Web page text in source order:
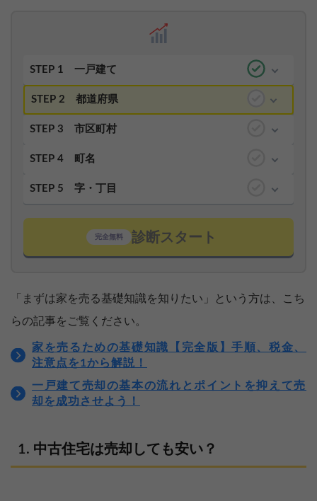
STEP 1 一戸建て
STEP 2 都道府県
STEP 3 市区町村
STEP 4 町名
STEP 5 字・丁目
完全無料 診断スタート
「まずは家を売る基礎知識を知りたい」という方は、こち
らの記事をご覧ください。
家を売るための基礎知識【完全版】手順、税金、
注意点を1から解説！
一戸建て売却の基本の流れとポイントを抑えて売
却を成功させよう！
中古住宅は売却しても安い？